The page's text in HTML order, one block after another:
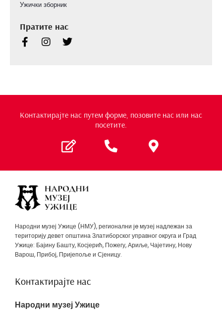
Ужички зборник
Пратите нас
Контактирајте нас путем форме, позовите нас или нас
посетите.
Народни музеј Ужице (НМУ), регионални je музеј надлежан за
територију девет општина Златиборског управног округа и Град
Ужице: Бајину Башту, Косјерић, Пожегу, Ариље, Чајетину, Нову
Варош, Прибој, Пријепоље и Сјеницу.
Контактирајте нас
Народни музеј Ужице